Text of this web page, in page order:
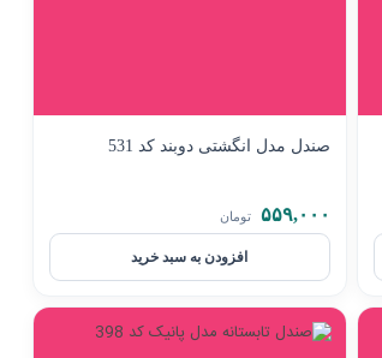
صندل مدل انگشتی دوبند کد 531
۵۵۹,۰۰۰ تومان
افزودن به سبد خرید